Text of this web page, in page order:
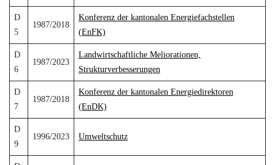
D
5
1987/2018
Konferenz der kantonalen Energiefachstellen
(EnFK)
D
6
1987/2023
Landwirtschaftliche Meliorationen,
Strukturverbesserungen
D
7
1987/2018
Konferenz der kantonalen Energiedirektoren
(EnDK)
D
9
1996/2023 Umweltschutz